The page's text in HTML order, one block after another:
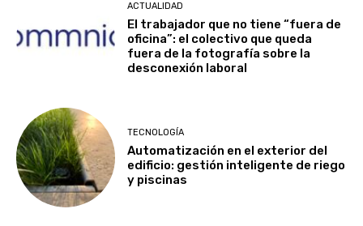
ACTUALIDAD
El trabajador que no tiene “fuera de
oficina”: el colectivo que queda
fuera de la fotografía sobre la
desconexión laboral
TECNOLOGÍA
Automatización en el exterior del
edificio: gestión inteligente de riego
y piscinas